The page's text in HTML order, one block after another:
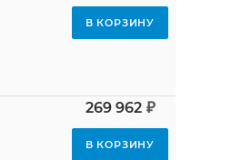
В КОРЗИНУ
269 962₽
В КОРЗИНУ